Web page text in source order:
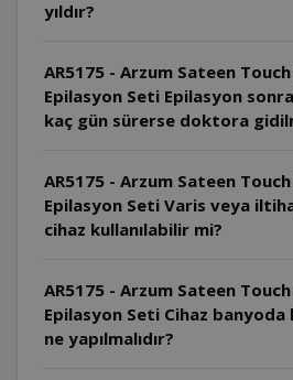
yıldır?
AR5175 - Arzum Sateen Touch
Epilasyon Seti Epilasyon
kaç gün sürerse doktora
AR5175 - Arzum Sateen Touch
Epilasyon Seti Varis veya
cihaz kullanılabilir mi?
AR5175 - Arzum Sateen Touch
Epilasyon Seti Cihaz banyoda
ne yapılmalıdır?